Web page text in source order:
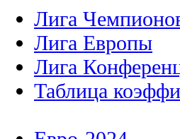
Лига
Лига Европы
Лига
Таблица